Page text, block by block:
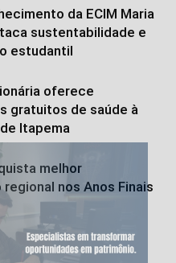
da ECIM Maria
sustentabilidade e
estudantil
oferece
gratuitos de saúde à
Itapema
melhor
nos Anos Finais